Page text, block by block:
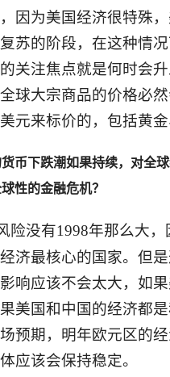
因为美国经济很特殊
苏的阶段，在这种情
关注焦点就是何时会
球大宗商品的价格必
元来标价的，包括黄金
币下跌潮如果持续，对全
性的金融危机？
险没有1998年那么大
济最核心的国家。但
响应该不会太大，如
美国和中国的经济都
预期，明年欧元区的
应该会保持稳定。